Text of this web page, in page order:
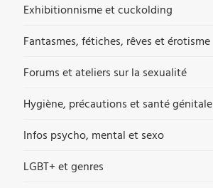
Exhibitionnisme et cuckolding
Fantasmes, fétiches, rêves et érotisme
Forums et ateliers sur la sexualité
Hygiène, précautions et santé génitale
Infos psycho, mental et sexo
LGBT+ et genres